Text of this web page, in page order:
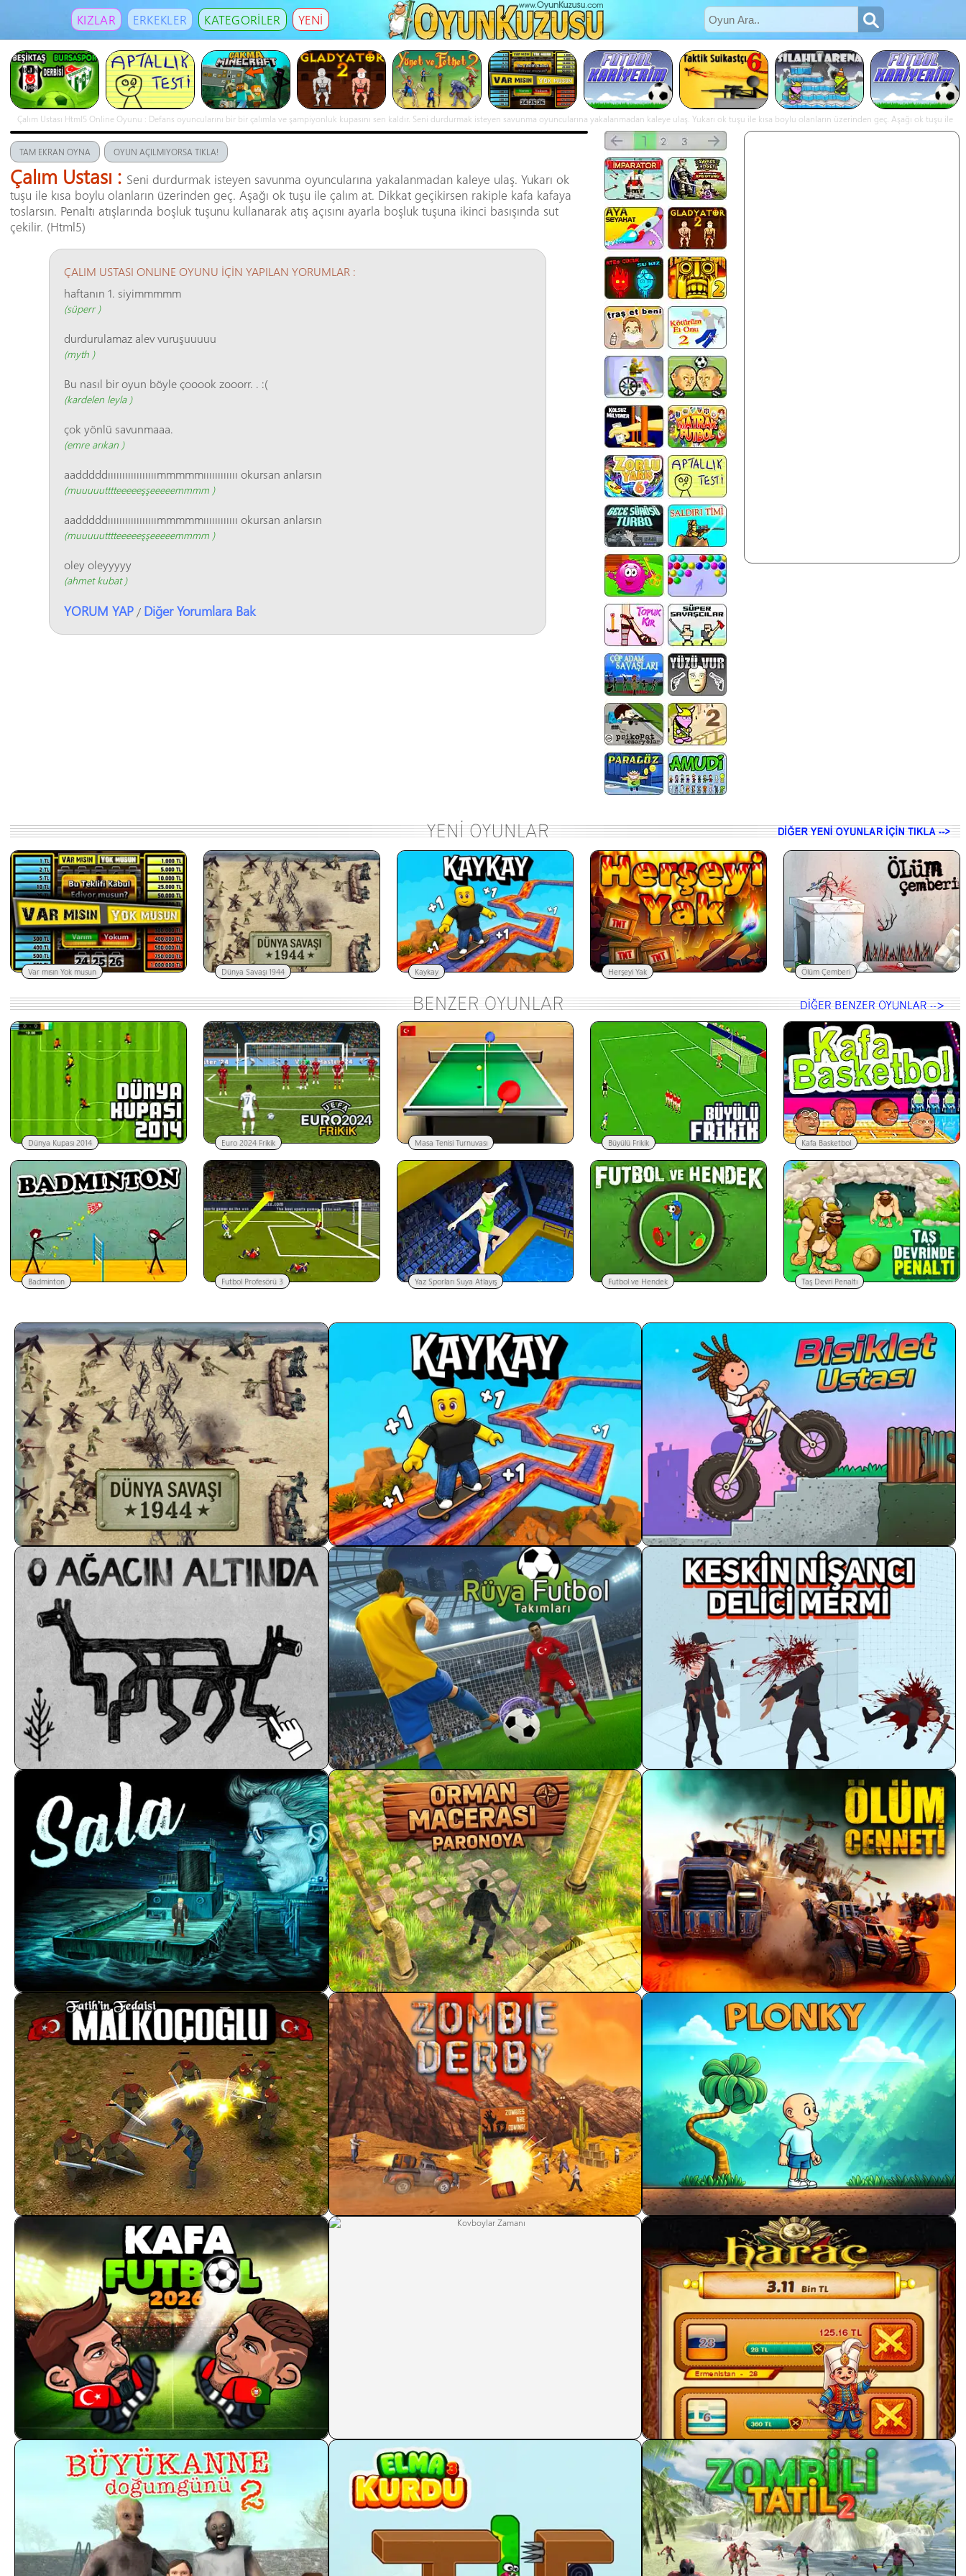
KIZLAR ERKEKLER KATEGORİLER YENİ
Çalım Ustası Html5 Online Oyunu : Defans oyuncularını bir bir çalımla ve şampiyonluk kupasını sen kaldır. Seni durdurmak isteyen savunma oyuncularına yakalanmadan kaleye ulaş. Yukarı ok tuşu ile kısa boylu olanların üzerinden geç. Aşağı ok tuşu ile
çalım at. Dikkat geçikirsen rakiple kafa kafaya toslarsın. Penaltı atışlarında boşluk tuşunu kullanarak atış açısını ayarla boşluk tuşuna ikinci basışında sut çekilir. - Çalım Ustası online oyna
TAM EKRAN OYNA
OYUN AÇILMIYORSA TIKLA!
Çalım Ustası : Seni durdurmak isteyen savunma oyuncularına yakalanmadan kaleye ulaş. Yukarı ok
tuşu ile kısa boylu olanların üzerinden geç. Aşağı ok tuşu ile çalım at. Dikkat geçikirsen rakiple kafa kafaya
toslarsın. Penaltı atışlarında boşluk tuşunu kullanarak atış açısını ayarla boşluk tuşuna ikinci basışında sut
çekilir. (Html5)
ÇALIM USTASI ONLINE OYUNU İÇİN YAPILAN YORUMLAR :
haftanın 1. siyimmmmm
(süperr )
durdurulamaz alev vuruşuuuuu
(myth )
Bu nasıl bir oyun böyle çooook zooorr. . :(
(kardelen leyla )
çok yönlü savunmaaa.
(emre arıkan )
aadddddııııııııııııııııımmmmmıııııııııııı okursan anlarsın
(muuuuutttteeeeeşşeeeeemmmm )
aadddddııııııııııııııııımmmmmıııııııııııı okursan anlarsın
(muuuuutttteeeeeşşeeeeemmmm )
oley oleyyyyy
(ahmet kubat )
YORUM YAP/ Diğer Yorumlara Bak
Var mısın Yok musun Dünya Savaşı 1944 Kaykay Herşeyi Yak Ölüm Çemberi
Dünya Kupası 2014 Euro 2024 Frikik Masa Tenisi Turnuvası Büyülü Frikik Kafa Basketbol
Badminton Futbol Profesörü 3 Yaz Sporları Suya Atlayış Futbol ve Hendek Taş Devri Penaltı